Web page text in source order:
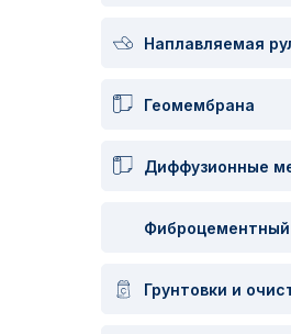
Наплавляемая
Геомембрана
Диффузионные
Грунтовки и